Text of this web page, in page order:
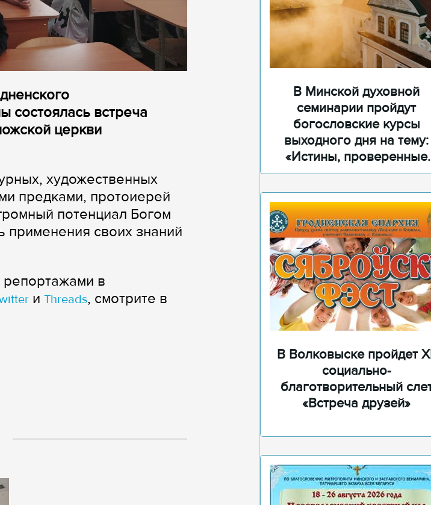
состоялась встреча
церкви
художественных
предками, протоиерей
потенциал Богом
применения своих знаний
репортажами в
и Threads, смотрите в
В Минской духовной
семинарии пройдут
богословские курсы
выходного дня на тему:
«Истины, проверенные
временем»
В Волковыске пройдет
социально-
благотворительный
«Встреча друзей»